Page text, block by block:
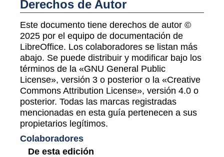
Derechos de Autor
Este documento tiene derechos de autor ©
2025 por el equipo de documentación de
LibreOffice. Los colaboradores se listan más
abajo. Se puede distribuir y modificar bajo los
términos de la «GNU General Public
License», versión 3 o posterior o la «Creative
Commons Attribution License», versión 4.0 o
posterior. Todas las marcas registradas
mencionadas en esta guía pertenecen a sus
propietarios legítimos.
Colaboradores
De esta edición